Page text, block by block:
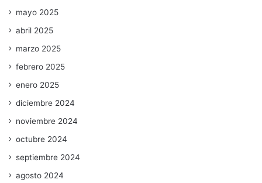
mayo 2025
abril 2025
marzo 2025
febrero 2025
enero 2025
diciembre 2024
noviembre 2024
octubre 2024
septiembre 2024
agosto 2024